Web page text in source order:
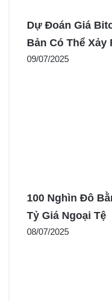
Dự Đoán Giá
Bản Có Thể Xảy
09/07/2025
100 Nghìn Đô
Tỷ Giá Ngoại Tệ
08/07/2025